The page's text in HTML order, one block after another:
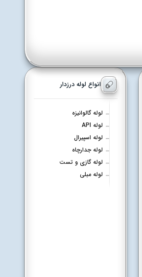
انواع لوله درزدار
لوله گالوانیزه
لوله API
لوله اسپیرال
لوله جدارچاه
لوله گازی و تست
لوله مبلی